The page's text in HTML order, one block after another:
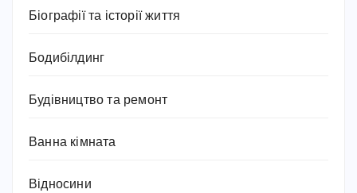
Біографії та історії життя
Бодибілдинг
Будівництво та ремонт
Ванна кімната
Відносини